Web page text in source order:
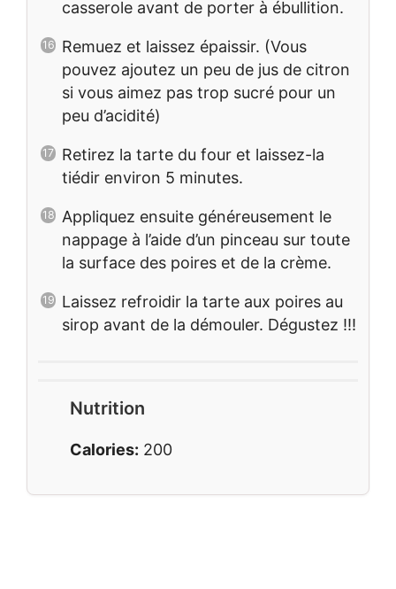
casserole avant de porter à ébullition.
Remuez et laissez épaissir. (Vous
pouvez ajoutez un peu de jus de citron
si vous aimez pas trop sucré pour un
peu d’acidité)
Retirez la tarte du four et laissez-la
tiédir environ 5 minutes.
Appliquez ensuite généreusement le
nappage à l’aide d’un pinceau sur toute
la surface des poires et de la crème.
Laissez refroidir la tarte aux poires au
sirop avant de la démouler. Dégustez !!!
Nutrition
Calories: 200